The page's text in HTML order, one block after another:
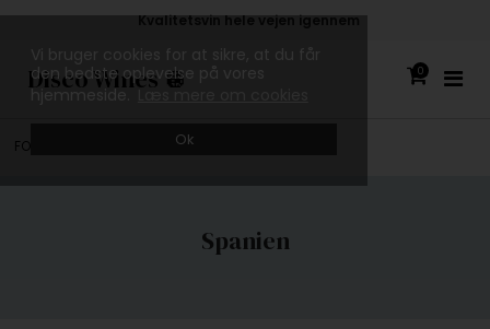
Vi bruger cookies for at sikre, at du får
den bedste oplevelse på vores
hjemmeside. Læs mere om cookies
Ok
Kvalitetsvin hele vejen igennem
Disco Wines 🪩 0
FORSIDE ORANGEVIN
Spanien